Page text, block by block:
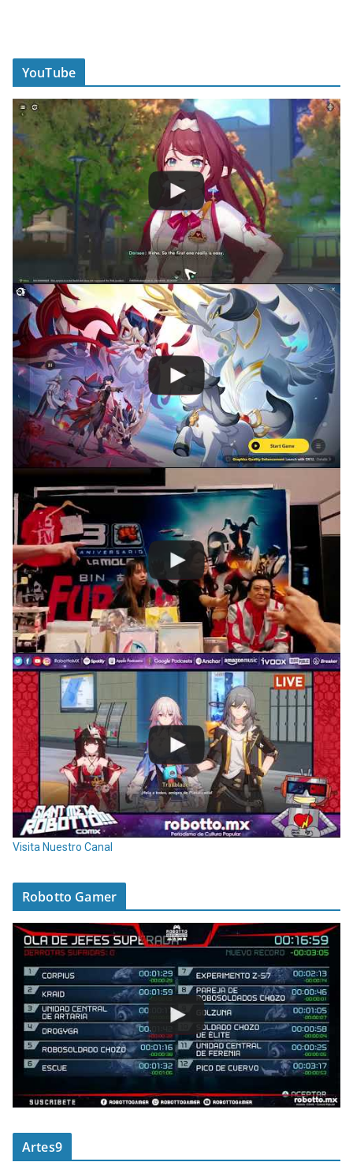
YouTube
Visita Nuestro Canal
Robotto Gamer
Artes9